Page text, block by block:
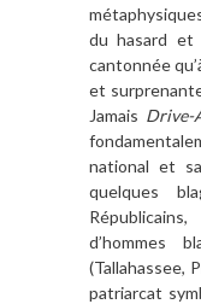
mé
du hasard et
cantonnée qu
et
Jamais Drive-
fondamenta
national et
quelques
Ré
d’hommes
(Tallahassee,
patriarcat